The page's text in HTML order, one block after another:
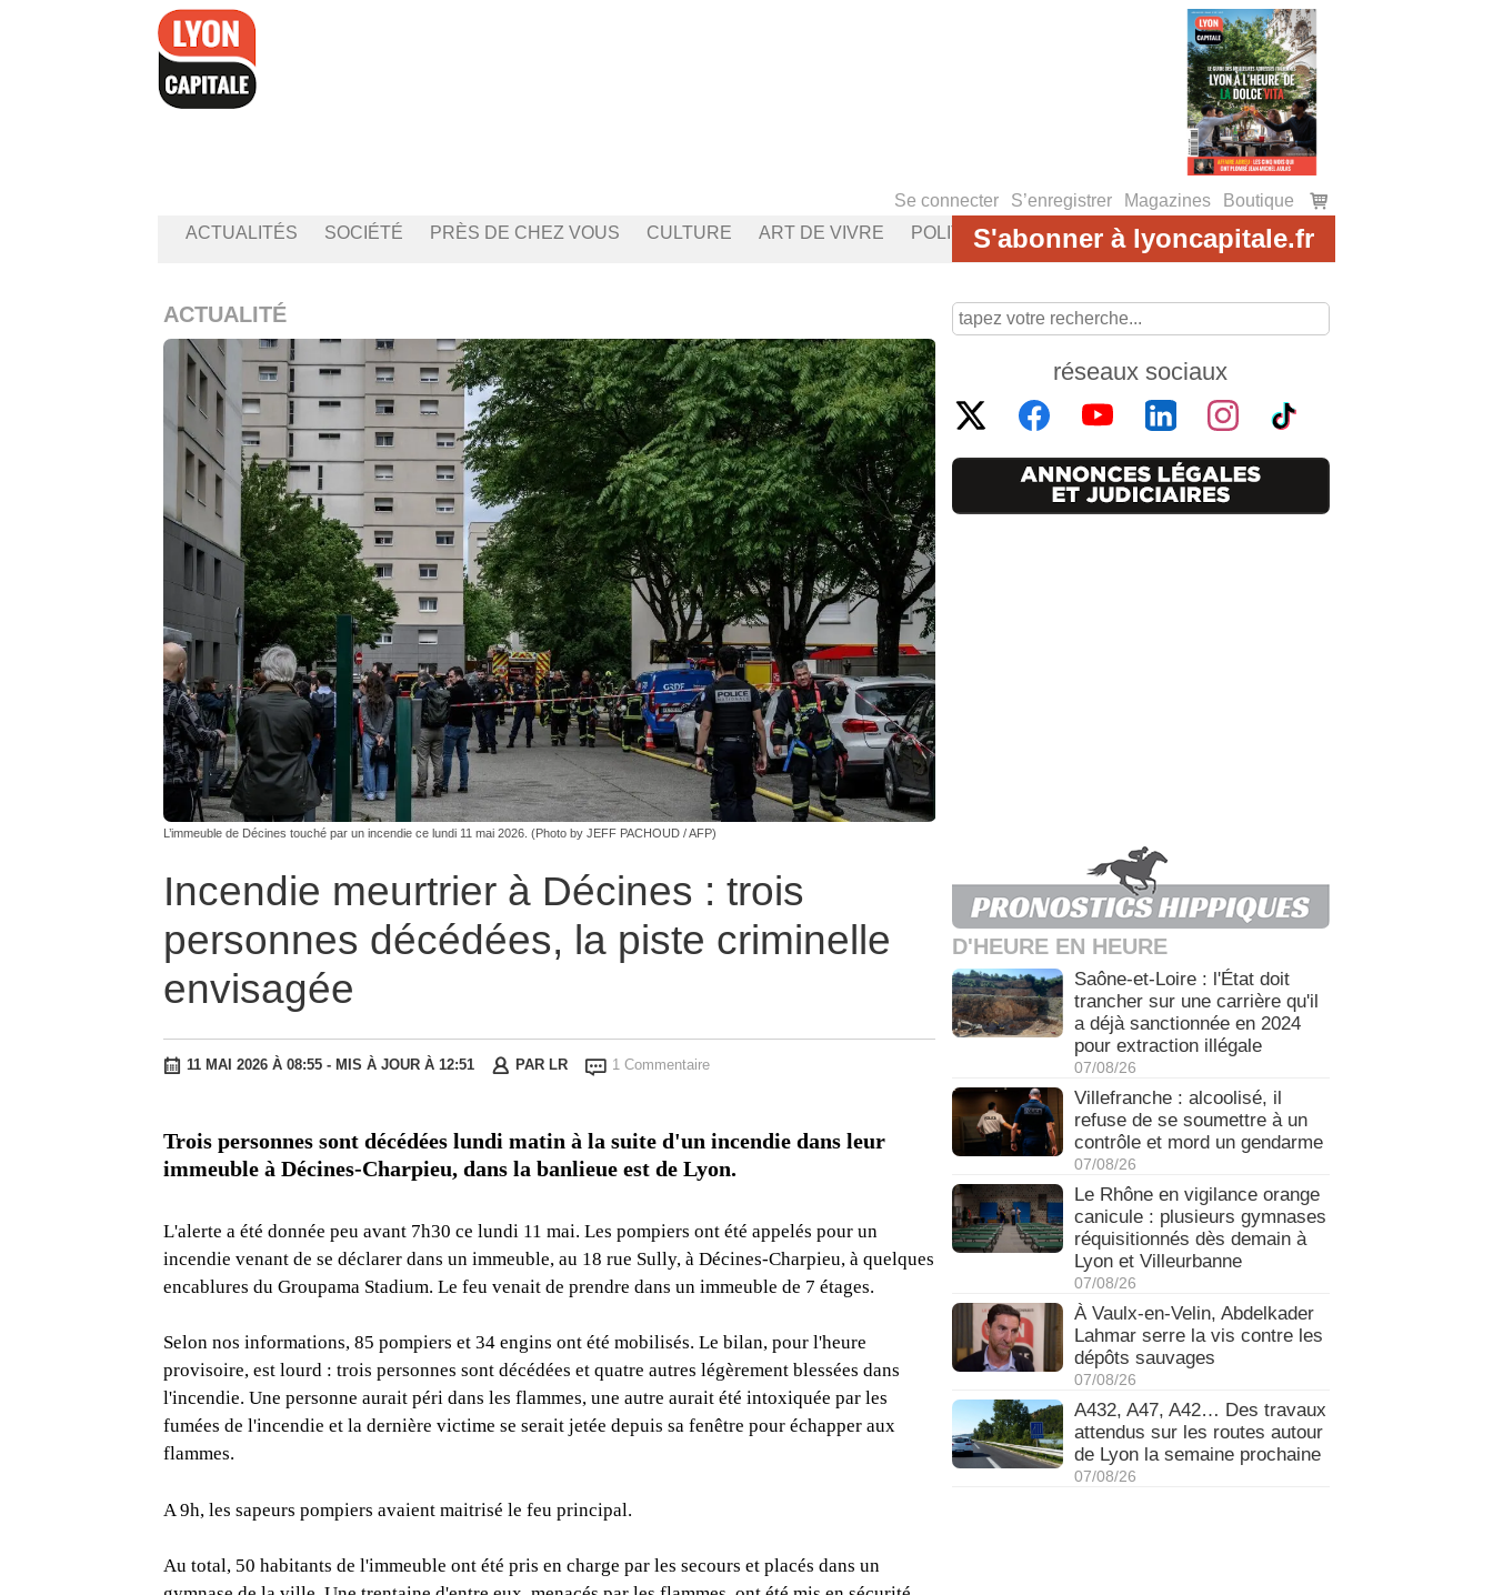
Se connecter S’enregistrer Magazines Boutique
Voir
le
panier
ACTUALITÉS SOCIÉTÉ PRÈS DE CHEZ VOUS CULTURE ART DE VIVRE POLITIQUE VIDÉOS
S'abonner à lyoncapitale.fr
ACTUALITÉ
L’immeuble de Décines touché par un incendie ce lundi 11 mai 2026. (Photo by JEFF PACHOUD / AFP)
Incendie meurtrier à Décines : trois
personnes décédées, la piste criminelle
envisagée
11 MAI 2026 À 08:55 - MIS À JOUR À 12:51 PAR LR 1 Commentaire
Trois personnes sont décédées lundi matin à la suite d'un incendie dans leur
immeuble à Décines-Charpieu, dans la banlieue est de Lyon.
L'alerte a été donnée peu avant 7h30 ce lundi 11 mai. Les pompiers ont été appelés pour un
incendie venant de se déclarer dans un immeuble, au 18 rue Sully, à Décines-Charpieu, à quelques
encablures du Groupama Stadium. Le feu venait de prendre dans un immeuble de 7 étages.
Selon nos informations, 85 pompiers et 34 engins ont été mobilisés. Le bilan, pour l'heure
provisoire, est lourd : trois personnes sont décédées et quatre autres légèrement blessées dans
l'incendie. Une personne aurait péri dans les flammes, une autre aurait été intoxiquée par les
fumées de l'incendie et la dernière victime se serait jetée depuis sa fenêtre pour échapper aux
flammes.
A 9h, les sapeurs pompiers avaient maitrisé le feu principal.
Au total, 50 habitants de l'immeuble ont été pris en charge par les secours et placés dans un
réseaux sociaux
D'HEURE EN HEURE
Saône-et-Loire : l'État doit
trancher sur une carrière qu'il
a déjà sanctionnée en 2024
pour extraction illégale
07/08/26
Villefranche : alcoolisé, il
refuse de se soumettre à un
contrôle et mord un gendarme
07/08/26
Le Rhône en vigilance orange
canicule : plusieurs gymnases
réquisitionnés dès demain à
Lyon et Villeurbanne
07/08/26
À Vaulx-en-Velin, Abdelkader
Lahmar serre la vis contre les
dépôts sauvages
07/08/26
A432, A47, A42… Des travaux
attendus sur les routes autour
de Lyon la semaine prochaine
07/08/26